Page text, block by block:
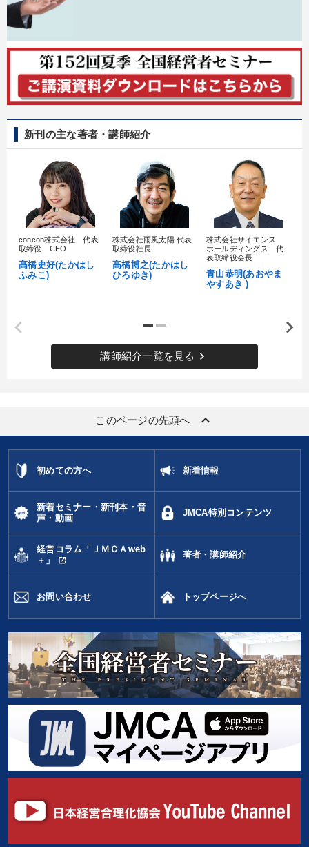
新刊の主な著者・講師紹介
concon株式会社 代表
取締役 CEO
髙橋史好(たかはし
ふみこ)
株式会社雨風太陽 代表
取締役社長
高橋博之(たかはし
ひろゆき)
株式会社サイエンス
ホールディングス 代
表取締役会長
青山恭明(あおやま
やすあき )
講師紹介一覧を見る keyboard_arrow_right
このページの先頭へ keyboard_arrow_up
初めての方へ 新着情報
新着セミナー・新刊本・音
声・動画
JMCA特別コンテンツ
経営コラム「ＪＭＣＡweb
＋」
open_in_new
著者・講師紹介
お問い合わせ トップページへ